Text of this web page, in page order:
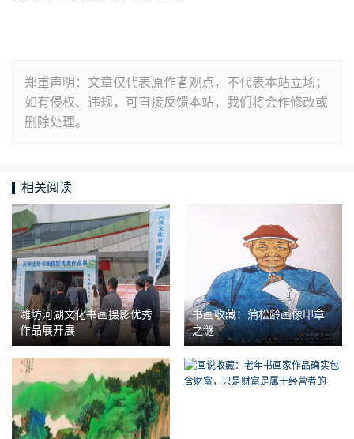
郑重声明：文章仅代表原作者观点，不代表本站立场；
如有侵权、违规，可直接反馈本站，我们将会作修改或
删除处理。
相关阅读
潍坊河湖文化书画摄影优秀
作品展开展
书画收藏：蒲松龄画像印章
之谜